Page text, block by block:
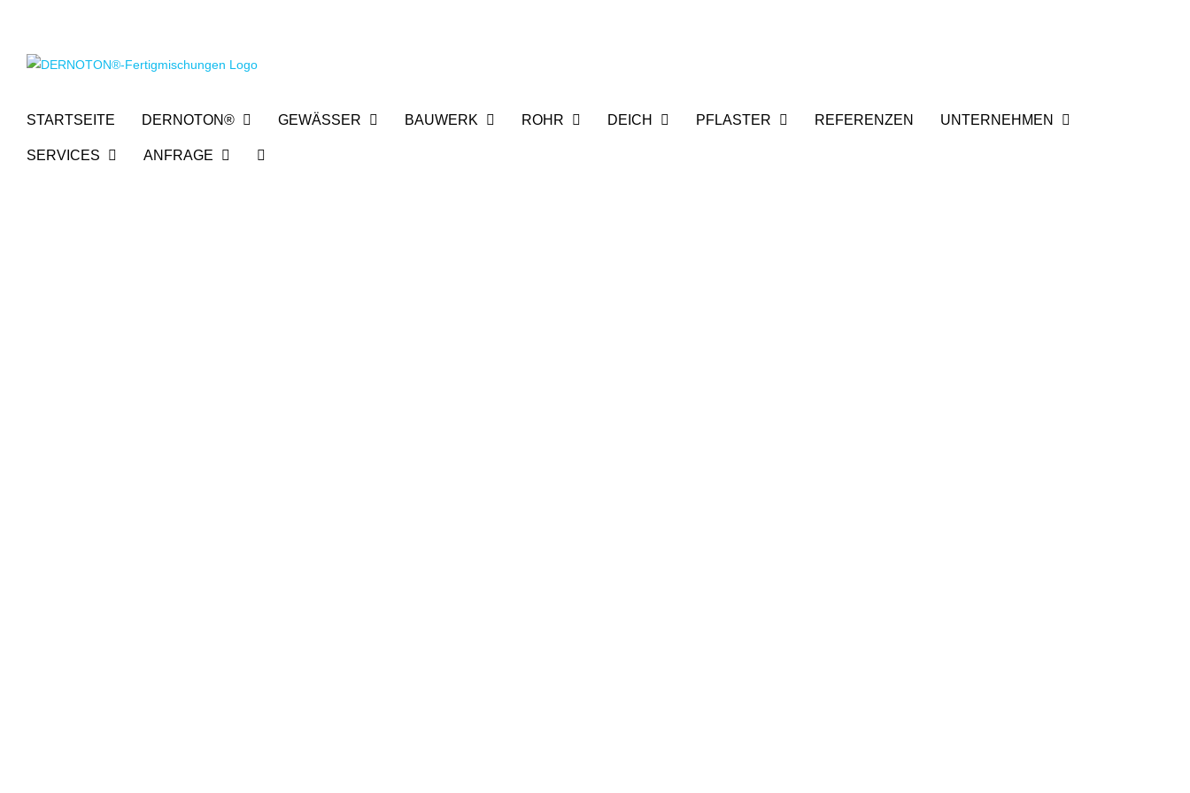
springen
STARTSEITE DERNOTON® GEWÄSSER BAUWERK ROHR DEICH PFLASTER REFERENZEN UNTERNEHMEN
SERVICES ANFRAGE